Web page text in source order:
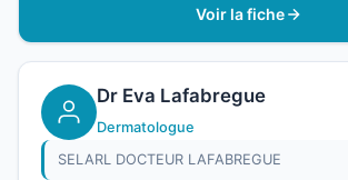
Voir la fiche
Dr Eva Lafabregue
Dermatologue
SELARL DOCTEUR LAFABREGUE